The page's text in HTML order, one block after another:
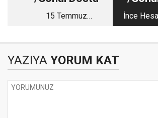
15 Temmuz
Katılmıyorum...
İnce
mu,
YAZIYA YORUM KAT